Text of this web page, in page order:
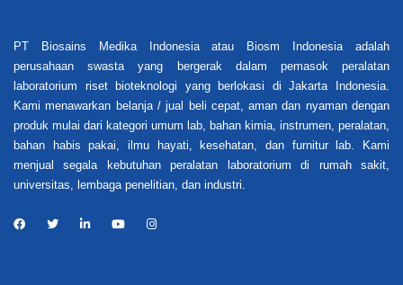
PT Biosains Medika Indonesia atau Biosm Indonesia adalah
perusahaan swasta yang bergerak dalam pemasok peralatan
laboratorium riset bioteknologi yang berlokasi di Jakarta Indonesia.
Kami menawarkan belanja / jual beli cepat, aman dan nyaman dengan
produk mulai dari kategori umum lab, bahan kimia, instrumen, peralatan,
bahan habis pakai, ilmu hayati, kesehatan, dan furnitur lab. Kami
menjual segala kebutuhan peralatan laboratorium di rumah sakit,
universitas, lembaga penelitian, dan industri.